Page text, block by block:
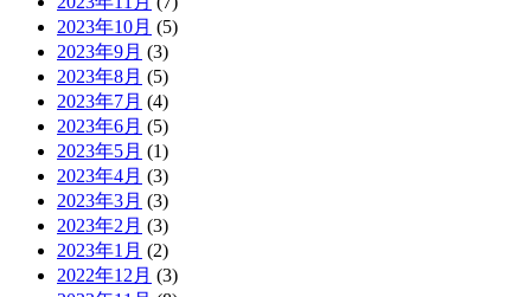
2023年10月 (5)
2023年9月 (3)
2023年8月 (5)
2023年7月 (4)
2023年6月 (5)
2023年5月 (1)
2023年4月 (3)
2023年3月 (3)
2023年2月 (3)
2023年1月 (2)
2022年12月 (3)